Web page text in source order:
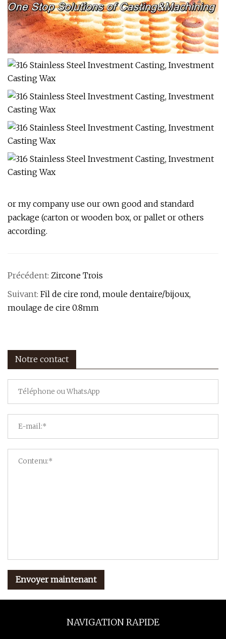
or my company use our own good and standard
package (carton or wooden box, or pallet or others
according.
Précédent: Zircone Trois
Suivant: Fil de cire rond, moule dentaire/bijoux,
moulage de cire 0.8mm
Notre contact
Envoyer maintenant
NAVIGATION RAPIDE